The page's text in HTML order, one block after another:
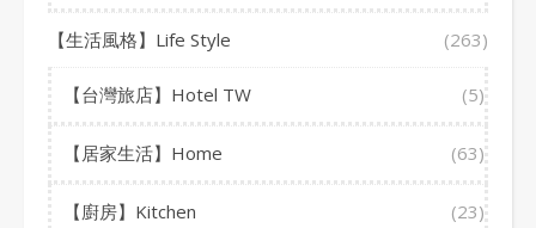
【生活風格】Life Style (263)
【台灣旅店】Hotel TW (5)
【居家生活】Home (63)
【廚房】Kitchen (23)